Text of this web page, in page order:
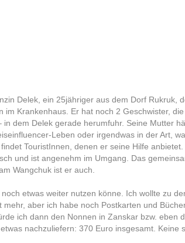
Delek, ein 25jähriger aus dem Dorf
Krankenhaus. Er hat noch 2 Geschwister,
dem Delek gerade herumfuhr. Seine Mutter
Leben oder irgendwas in der Art,
TouristInnen, denen er seine Hilfe
und ist angenehm im Umgang. Das
Wangchuk ist er auch.
etwas weiter nutzen könne. Ich wollte zu
aber ich habe noch Postkarten und
ich dann den Nonnen in Zanskar bzw.
nachzuliefern: 370 Euro insgesamt. Keine